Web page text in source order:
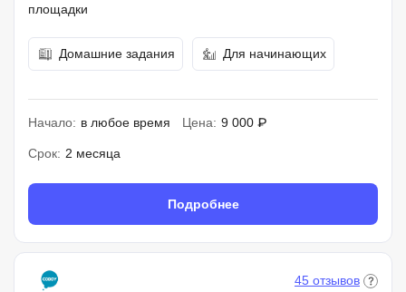
площадки
Домашние задания Для начинающих
Начало: в любое время Цена: 9 000 ₽
Срок: 2 месяца
Подробнее
45 отзывов